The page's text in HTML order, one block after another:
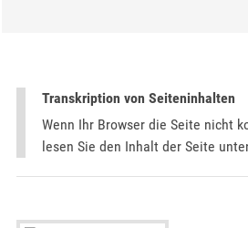
Transkription von Seiteninhalten
Wenn Ihr Browser die Seite nicht
lesen Sie den Inhalt der Seite